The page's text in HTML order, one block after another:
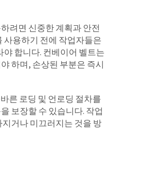
려면 신중한 계획과 안전
사용하기 전에 작업자들은
합니다. 컨베이어 벨트는
하며, 손상된 부분은 즉시
른 로딩 및 언로딩 절차를
보장할 수 있습니다. 작업
거나 미끄러지는 것을 방